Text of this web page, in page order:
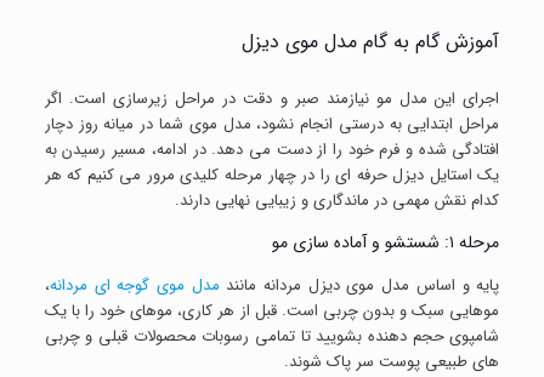
آموزش گام به گام مدل موی دیزل
اجرای این مدل مو نیازمند صبر و دقت در مراحل زیرسازی است. اگر
مراحل ابتدایی به درستی انجام نشود، مدل موی شما در میانه روز دچار
افتادگی شده و فرم خود را از دست می دهد. در ادامه، مسیر رسیدن به
یک استایل دیزل حرفه ای را در چهار مرحله کلیدی مرور می کنیم که هر
کدام نقش مهمی در ماندگاری و زیبایی نهایی دارند.
مرحله ۱: شستشو و آماده سازی مو
پایه و اساس مدل موی دیزل مردانه مانند مدل موی گوجه ای مردانه،
موهایی سبک و بدون چربی است. قبل از هر کاری، موهای خود را با یک
شامپوی حجم دهنده بشویید تا تمامی رسوبات محصولات قبلی و چربی
های طبیعی پوست سر پاک شوند.